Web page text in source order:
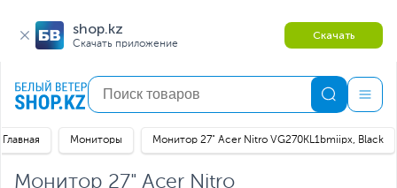
shop.kz
Скачать приложение
Скачать
Главная Мониторы Монитор 27" Acer Nitro VG270KL1bmiipx, Black
Монитор 27" Acer Nitro